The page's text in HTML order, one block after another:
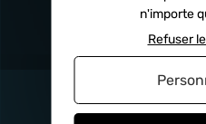
remboursén'importe
Refuser